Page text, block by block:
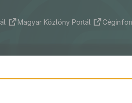
Magyar Közlöny Portál
évi CXXII. törvény